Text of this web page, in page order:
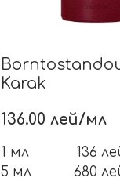
Karak
136.00 лей/мл
1 мл 136
5 мл
680